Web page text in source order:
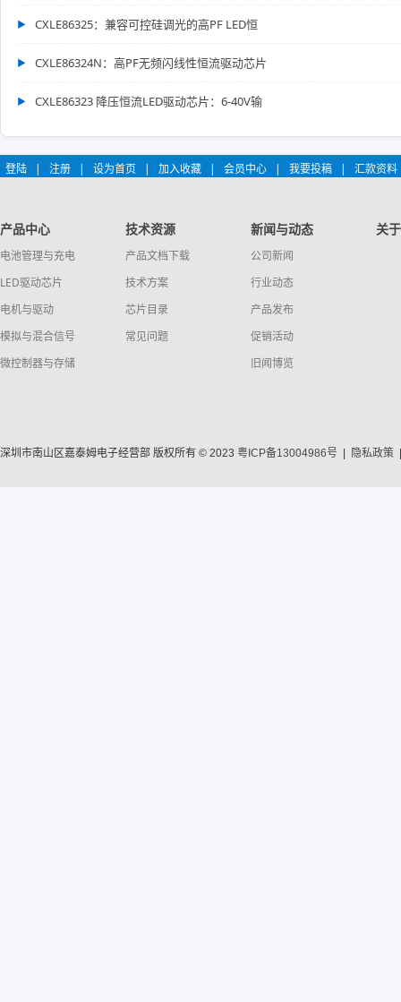
CXLE86325：兼容可控硅调光的高PF LED恒
CXLE86324N：高PF无频闪线性恒流驱动芯片
CXLE86323 降压恒流LED驱动芯片：6-40V输
登陆 | 注册 | 设为首页 | 加入收藏 | 会员中心 | 我要投稿 | 汇款资料
产品中心
电池管理与充电
LED驱动芯片
电机与驱动
模拟与混合信号
微控制器与存储
技术资源
产品文档下载
技术方案
芯片目录
常见问题
新闻与动态
公司新闻
行业动态
产品发布
促销活动
旧闻博览
关
深圳市南山区嘉泰姆电子经营部 版权所有 © 2023 粤ICP备13004986号 隐私政策